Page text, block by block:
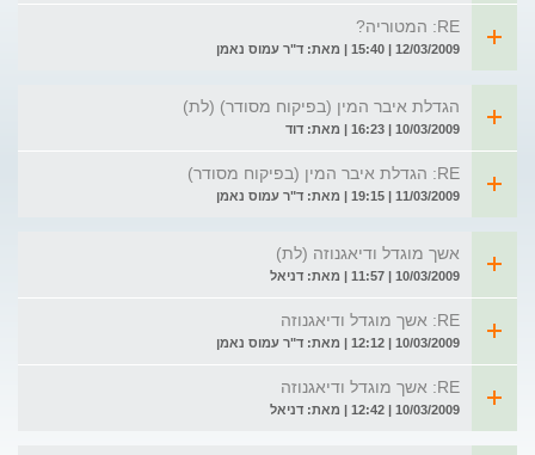
RE: המטוריה?
12/03/2009 | 15:40 | מאת: ד"ר עמוס נאמן
הגדלת איבר המין (בפיקוח מסודר) (לת)
10/03/2009 | 16:23 | מאת: דוד
RE: הגדלת איבר המין (בפיקוח מסודר)
11/03/2009 | 19:15 | מאת: ד"ר עמוס נאמן
אשך מוגדל ודיאגנוזה (לת)
10/03/2009 | 11:57 | מאת: דניאל
RE: אשך מוגדל ודיאגנוזה
10/03/2009 | 12:12 | מאת: ד"ר עמוס נאמן
RE: אשך מוגדל ודיאגנוזה
10/03/2009 | 12:42 | מאת: דניאל